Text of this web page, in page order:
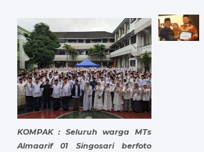
KOMPAK : Seluruh warga MTs
Almaarif 01 Singosari berfoto